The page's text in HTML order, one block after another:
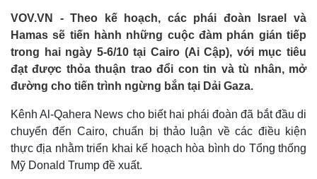
VOV.VN - Theo kế hoạch, các phái đoàn Israel và
Hamas sẽ tiến hành những cuộc đàm phán gián tiếp
trong hai ngày 5-6/10 tại Cairo (Ai Cập), với mục tiêu
đạt được thỏa thuận trao đổi con tin và tù nhân, mở
đường cho tiến trình ngừng bắn tại Dải Gaza.
Kênh Al-Qahera News cho biết hai phái đoàn đã bắt đầu di
chuyển đến Cairo, chuẩn bị thảo luận về các điều kiện
thực địa nhằm triển khai kế hoạch hòa bình do Tổng thống
Mỹ Donald Trump đề xuất.